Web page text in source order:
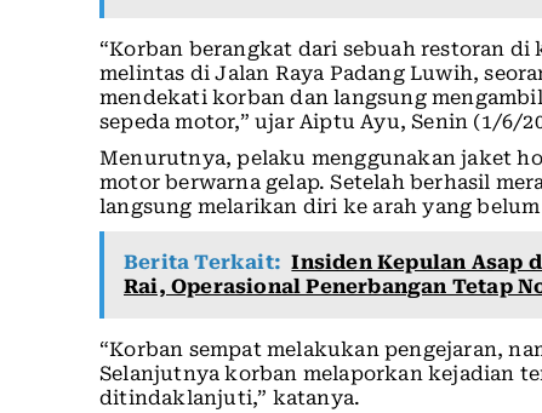
“Korban berangkat dari sebuah restoran di
melintas di Jalan Raya Padang Luwih,
mendekati korban dan langsung
sepeda motor,” ujar Aiptu Ayu, Senin (1/6/
Menurutnya, pelaku menggunakan jaket
motor berwarna gelap. Setelah berhasil
langsung melarikan diri ke arah yang
Berita Terkait: Insiden Kepulan Asap
Rai, Operasional Penerbangan Tetap
“Korban sempat melakukan pengejaran,
Selanjutnya korban melaporkan kejadian
ditindaklanjuti,” katanya.